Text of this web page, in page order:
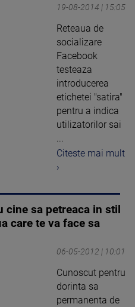
19-08-2014 | 15:05
Reteaua de
socializare
Facebook
testeaza
introducerea
etichetei "satira"
pentru a indica
utilizatorilor sai
...
Citeste mai mult
›
cine sa petreaca in stil
care te va face sa
06-05-2012 | 10:01
Cunoscut pentru
dorinta sa
permanenta de